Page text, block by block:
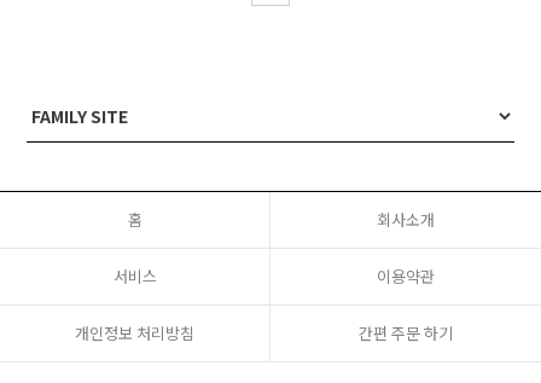
홈 회사소개
서비스 이용약관
개인정보 처리방침 간편 주문 하기